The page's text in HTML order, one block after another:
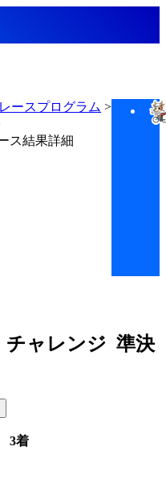
レースプログラム
ス結果詳細
チャレンジ 準決
3着